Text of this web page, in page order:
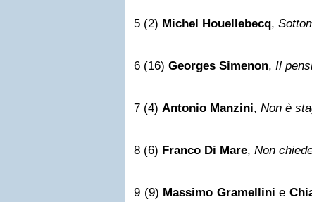
5 (2) Michel Houellebecq,
6 (16) Georges Simenon, Il
7 (4) Antonio Manzini, Non è
8 (6) Franco Di Mare, Non
9 (9) Massimo Gramellini e